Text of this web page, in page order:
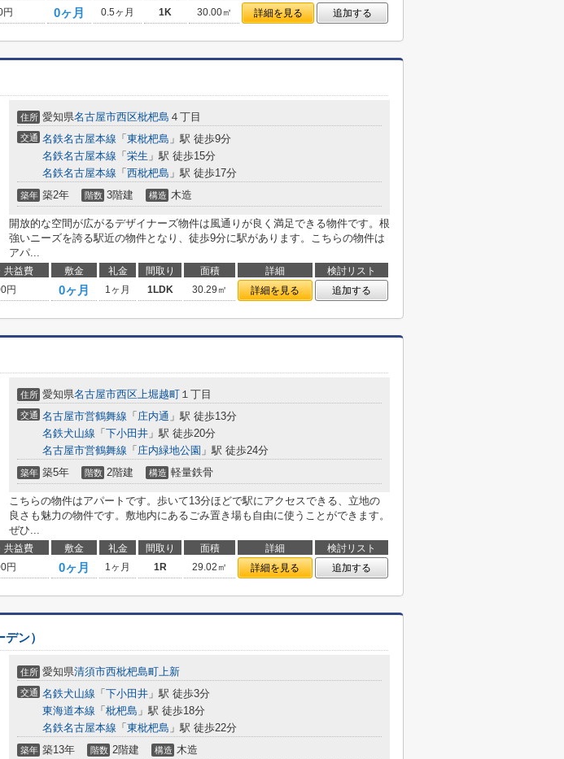
円 0ヶ月 0.5ヶ月 1K 30.00㎡ 詳細を見る 追加する
住所 愛知県名古屋市西区枇杷島 ４丁目
交通 名鉄名古屋本線 「 東枇杷島 」駅 徒歩9分
名鉄名古屋本線 「 栄生 」駅 徒歩15分
名鉄名古屋本線 「 西枇杷島 」駅 徒歩17分
築年 築2年 階数 3階建 構造 木造
開放的な空間が広がるデザイナーズ物件は風通りが良く満足できる物件です。根
強いニーズを誇る駅近の物件となり、徒歩9分に駅があります。こちらの物件は
アパ...
共益費 敷金 礼金 間取り 面積 詳細
検討リスト
円 0ヶ月 1ヶ月 1LDK 30.29㎡ 詳細を見る 追加する
住所 愛知県名古屋市西区上堀越町 １丁目
交通 名古屋市営鶴舞線 「 庄内通 」駅 徒歩13分
名鉄犬山線 「 下小田井 」駅 徒歩20分
名古屋市営鶴舞線 「 庄内緑地公園 」駅 徒歩24分
築年 築5年 階数 2階建 構造 軽量鉄骨
こちらの物件はアパートです。歩いて13分ほどで駅にアクセスできる、立地の
良さも魅力の物件です。敷地内にあるごみ置き場も自由に使うことができます。
ぜひ...
共益費 敷金 礼金 間取り 面積 詳細
検討リスト
円 0ヶ月 1ヶ月 1R 29.02㎡ 詳細を見る 追加する
ン）
住所 愛知県清須市西枇杷島町上新
交通 名鉄犬山線 「 下小田井 」駅 徒歩3分
東海道本線 「 枇杷島 」駅 徒歩18分
名鉄名古屋本線 「 東枇杷島 」駅 徒歩22分
築年 築13年 階数 2階建 構造 木造